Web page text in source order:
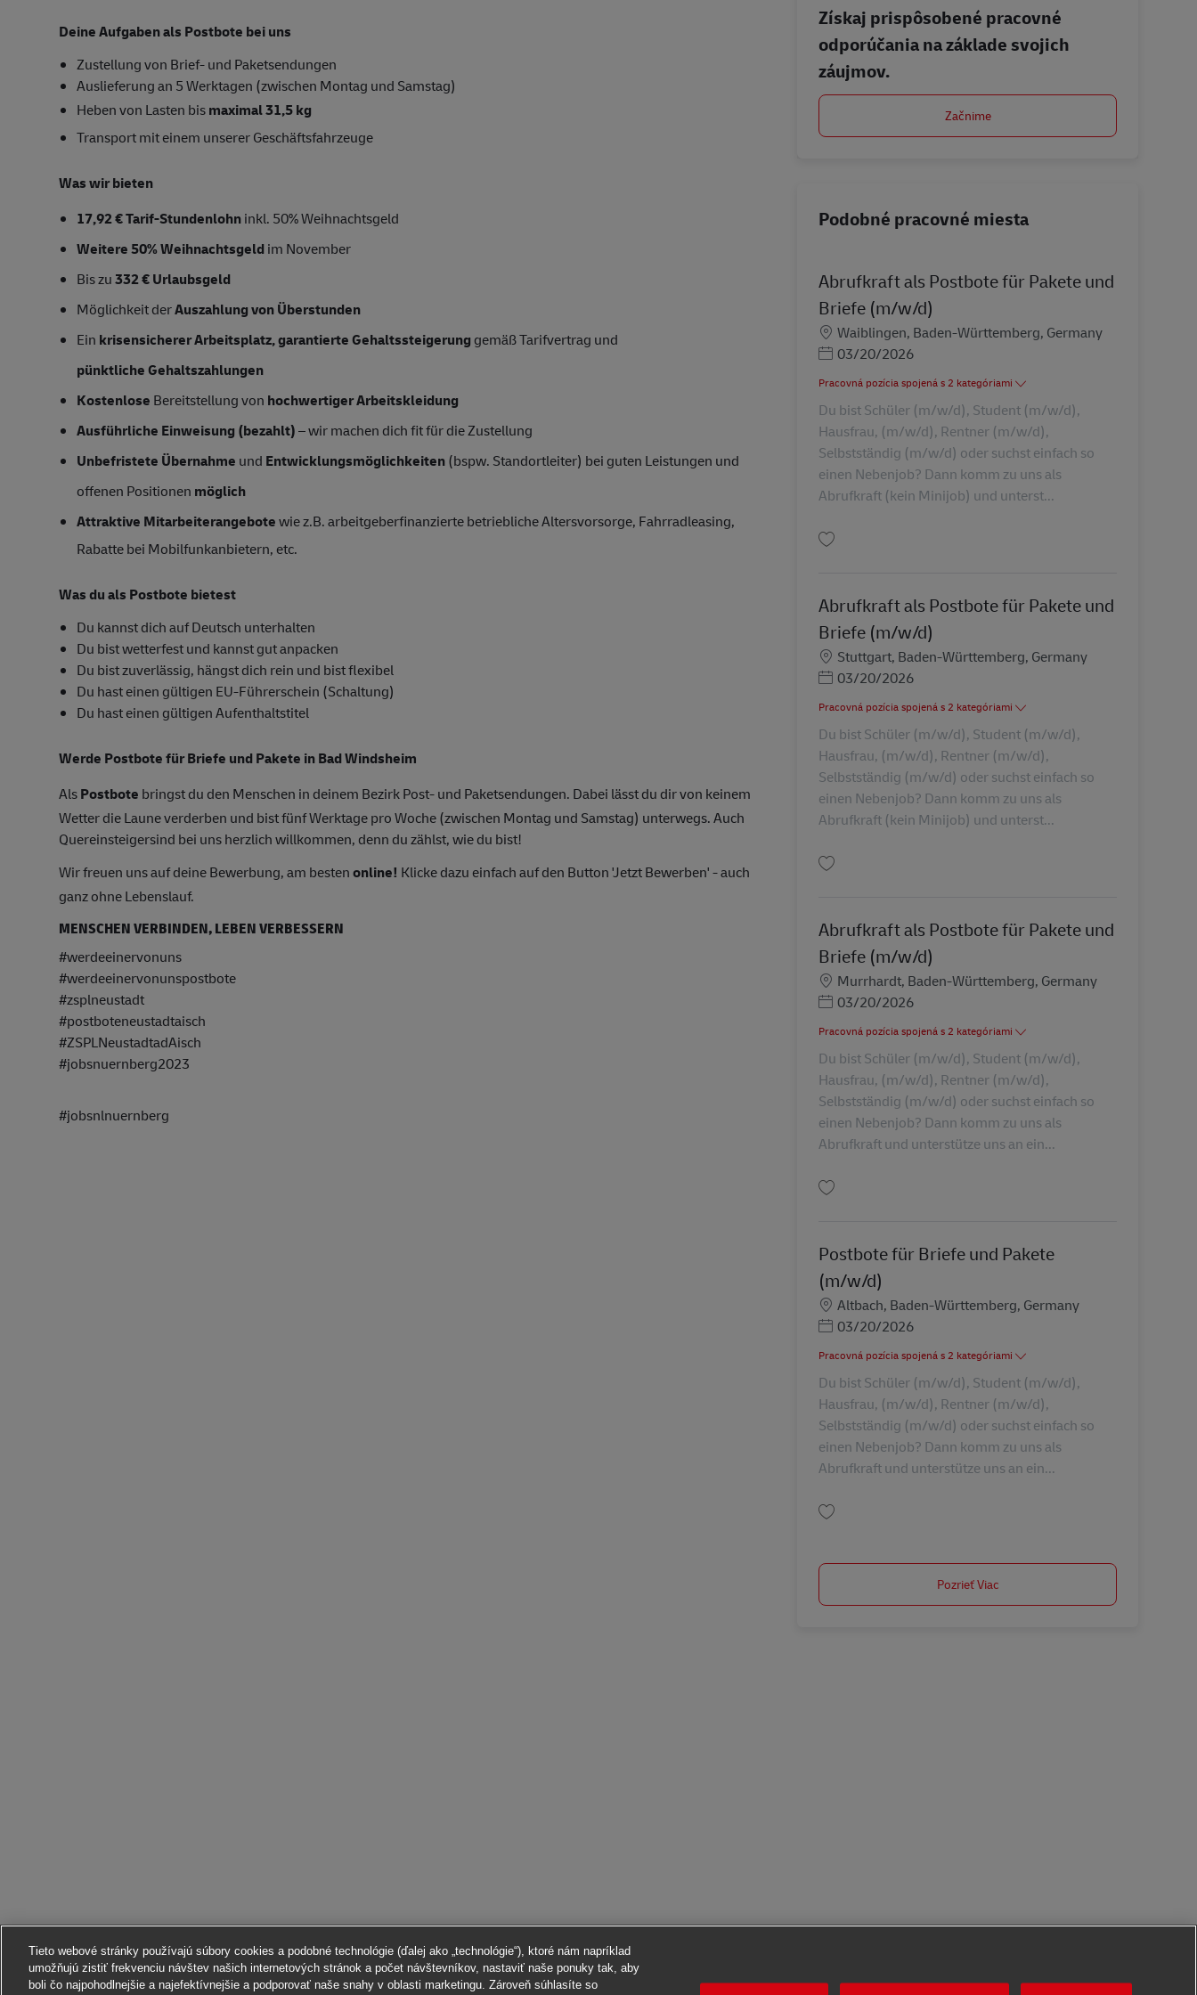
Deine Aufgaben als Postbote bei uns
Zustellung von Brief- und Paketsendungen
Auslieferung an 5 Werktagen (zwischen Montag und Samstag)
Heben von Lasten bismaximal 31,5 kg
Transport mit einem unserer Geschäftsfahrzeuge
Was wir bieten
17,92 € Tarif-Stundenlohninkl. 50% Weihnachtsgeld
Weitere 50% Weihnachtsgeldim November
Bis zu332 € Urlaubsgeld
Möglichkeit derAuszahlung von Überstunden
Ein krisensicherer Arbeitsplatz, garantierte Gehaltssteigerung gemäß Tarifvertrag und
pünktliche Gehaltszahlungen
Kostenlose Bereitstellung von hochwertiger Arbeitskleidung
Ausführliche Einweisung (bezahlt)– wir machen dich fit für die Zustellung
Unbefristete Übernahme und Entwicklungsmöglichkeiten(bspw. Standortleiter) bei guten Leistungen und
offenen Positionen möglich
Attraktive Mitarbeiterangebotewie z.B. arbeitgeberfinanzierte betriebliche Altersvorsorge, Fahrradleasing,
Rabatte bei Mobilfunkanbietern, etc.
Was du als Postbote bietest
Du kannst dich auf Deutsch unterhalten
Du bist wetterfest und kannst gut anpacken
Du bist zuverlässig, hängst dich rein und bist flexibel
Du hast einen gültigen EU-Führerschein (Schaltung)
Du hast einen gültigen Aufenthaltstitel
Werde Postbote für Briefe und Pakete in Bad Windsheim
AlsPostbote bringst du den Menschen in deinem Bezirk Post- und Paketsendungen. Dabei lässt du dir von keinem
Wetter die Laune verderben und bist fünf Werktage pro Woche (zwischen Montag und Samstag) unterwegs. Auch
Quereinsteigersind bei uns herzlich willkommen, denn du zählst, wie du bist!
Wir freuen uns auf deine Bewerbung, am bestenonline! Klicke dazu einfach auf den Button 'Jetzt Bewerben' - auch
ganz ohne Lebenslauf.
MENSCHEN VERBINDEN, LEBEN VERBESSERN
#werdeeinervonuns
#werdeeinervonunspostbote
#zsplneustadt
#postboteneustadtaisch
#ZSPLNeustadtadAisch
#jobsnuernberg2023
#jobsnlnuernberg
Získaj prispôsobené pracovné
odporúčania na základe svojich
záujmov.
Začnime
Podobné pracovné miesta
Abrufkraft als Postbote für Pakete und
Briefe (m/w/d)
Miesto
Waiblingen, Baden-Württemberg, Germany
Posted Date
03/20/2026
Pracovná pozícia spojená s 2 kategóriami
Du bist Schüler (m/w/d), Student (m/w/d),
Hausfrau, (m/w/d), Rentner (m/w/d),
Selbstständig (m/w/d) oder suchst einfach so
einen Nebenjob? Dann komm zu uns als
Abrufkraft (kein Minijob) und unterst...
Abrufkraft als Postbote für Pakete und
Briefe (m/w/d)
Miesto
Stuttgart, Baden-Württemberg, Germany
Posted Date
03/20/2026
Pracovná pozícia spojená s 2 kategóriami
Du bist Schüler (m/w/d), Student (m/w/d),
Hausfrau, (m/w/d), Rentner (m/w/d),
Selbstständig (m/w/d) oder suchst einfach so
einen Nebenjob? Dann komm zu uns als
Abrufkraft (kein Minijob) und unterst...
Abrufkraft als Postbote für Pakete und
Briefe (m/w/d)
Miesto
Murrhardt, Baden-Württemberg, Germany
Posted Date
03/20/2026
Pracovná pozícia spojená s 2 kategóriami
Du bist Schüler (m/w/d), Student (m/w/d),
Hausfrau, (m/w/d), Rentner (m/w/d),
Selbstständig (m/w/d) oder suchst einfach so
einen Nebenjob? Dann komm zu uns als
Abrufkraft und unterstütze uns an ein...
Postbote für Briefe und Pakete
(m/w/d)
Miesto
Altbach, Baden-Württemberg, Germany
Posted Date
03/20/2026
Pracovná pozícia spojená s 2 kategóriami
Du bist Schüler (m/w/d), Student (m/w/d),
Hausfrau, (m/w/d), Rentner (m/w/d),
Selbstständig (m/w/d) oder suchst einfach so
einen Nebenjob? Dann komm zu uns als
Abrufkraft und unterstütze uns an ein...
Pozrieť Viac
Tieto webové stránky používajú súbory cookies a podobné technológie (ďalej ako „technológie“), ktoré nám napríklad
umožňujú zistiť frekvenciu návštev našich internetových stránok a počet návštevníkov, nastaviť naše ponuky tak, aby
boli čo najpohodlnejšie a najefektívnejšie a podporovať naše snahy v oblasti marketingu. Zároveň súhlasíte so